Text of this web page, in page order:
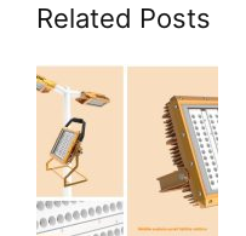
Related Posts